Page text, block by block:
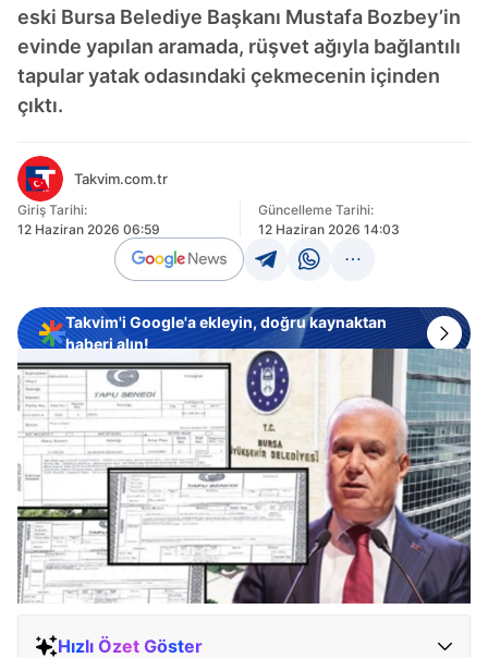
eski Bursa Belediye Başkanı Mustafa Bozbey’in
evinde yapılan aramada, rüşvet ağıyla bağlantılı
tapular yatak odasındaki çekmecenin içinden
çıktı.
Takvim.com.tr
Giriş Tarihi:
12 Haziran 2026 06:59
Güncelleme Tarihi:
12 Haziran 2026 14:03
Takvim'i Google'a ekleyin, doğru kaynaktan
haberi alın!
Hızlı Özet Göster